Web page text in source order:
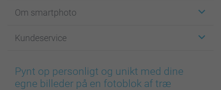
Fotokort
Fotobøger
Billeder, Plakater & Fotohæfter
Cover til mobil & tablet
Om smartphoto
For affiliate
Cookie Policy
Sitemap
Kundeservice
100% tilfredshedsgaranti
smartbonus
Pynt op personligt og unikt med dine
egne billeder på en fotoblok af træ